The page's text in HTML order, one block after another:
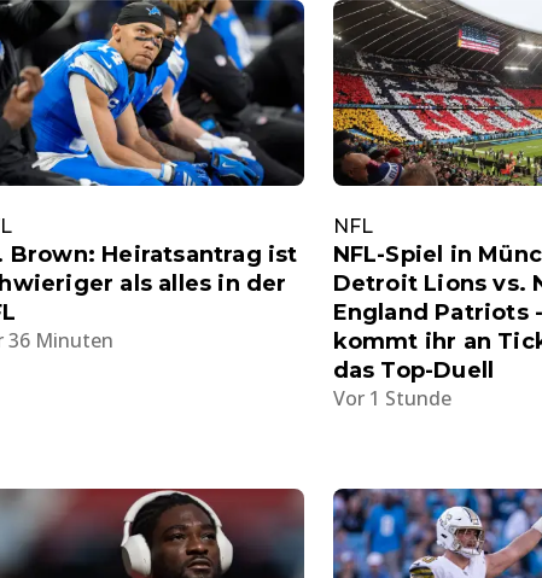
Brown: Heiratsantrag ist
als alles in der
36 Minuten
NFL
NFL-Spiel in
Detroit Lions vs.
England Patriots
kommt ihr an
das Top-Duell
Vor 1 Stunde